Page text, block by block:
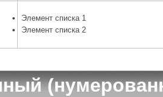
Элемент списка 1
Элемент списка 2